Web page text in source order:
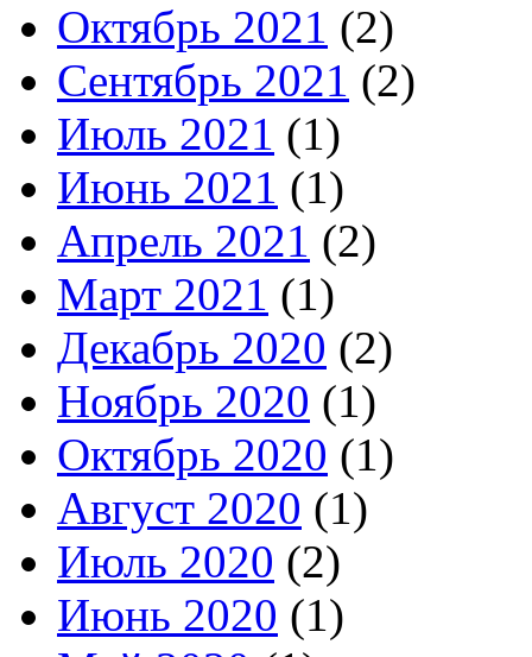
Октябрь 2021 (2)
Сентябрь 2021 (2)
Июль 2021 (1)
Июнь 2021 (1)
Апрель 2021 (2)
Март 2021 (1)
Декабрь 2020 (2)
Ноябрь 2020 (1)
Октябрь 2020 (1)
Август 2020 (1)
Июль 2020 (2)
Июнь 2020 (1)